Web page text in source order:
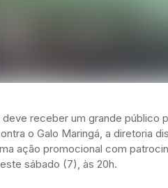
deve receber um grande
o Galo Maringá, a diretoria
ação promocional com
sábado (7), às 20h.